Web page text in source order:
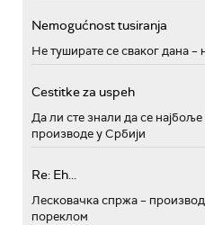
Nemogućnost tusiranja
Не туширате се сваког дана –
Cestitke za uspeh
Да ли сте знали да се
производе у Србији
Re: Eh...
Лесковачка спржа –
пореклом